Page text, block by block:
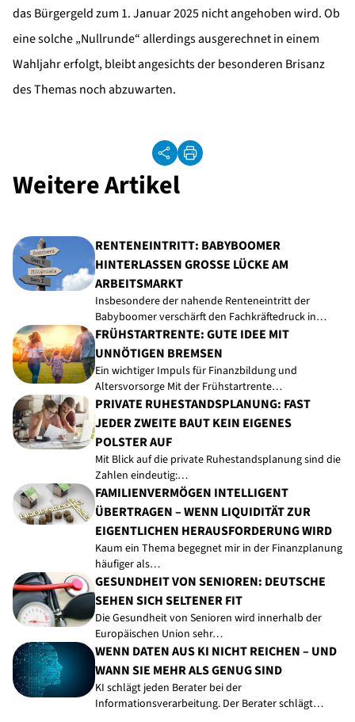
das Bürgergeld zum 1. Januar 2025 nicht angehoben wird. Ob
eine solche „Nullrunde“ allerdings ausgerechnet in einem
Wahljahr erfolgt, bleibt angesichts der besonderen Brisanz
des Themas noch abzuwarten.
Weitere Artikel
RENTENEINTRITT: BABYBOOMER
HINTERLASSEN GROSSE LÜCKE AM A
RBEITSMARKT
Insbesondere der nahende Renteneintritt der
Babyboomer verschärft den Fachkräftedruck in…
FRÜHSTARTRENTE: GUTE IDEE MIT
UNNÖTIGEN BREMSEN
Ein wichtiger Impuls für Finanzbildung und
Altersvorsorge Mit der Frühstartrente…
PRIVATE RUHESTANDSPLANUNG: FAST
JEDER ZWEITE BAUT KEIN EIGENES
POLSTER AUF
Mit Blick auf die private Ruhestandsplanung sind die
Zahlen eindeutig:…
FAMILIENVERMÖGEN INTELLIGENT
ÜBERTRAGEN – WENN LIQUIDITÄT ZUR
EIGENTLICHEN HERAUSFORDERUNG WIRD
Kaum ein Thema begegnet mir in der Finanzplanung
häufiger als…
GESUNDHEIT VON SENIOREN: DEUTSCHE
SEHEN SICH SELTENER FIT
Die Gesundheit von Senioren wird innerhalb der
Europäischen Union sehr…
WENN DATEN AUS KI NICHT REICHEN – UND
WANN SIE MEHR ALS GENUG SIND
KI schlägt jeden Berater bei der
Informationsverarbeitung. Der Berater schlägt…